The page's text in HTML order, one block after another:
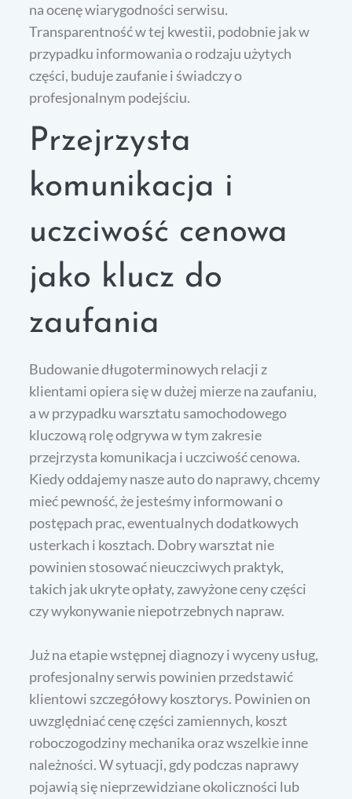
na ocenę wiarygodności serwisu.
Transparentność w tej kwestii, podobnie jak w
przypadku informowania o rodzaju użytych
części, buduje zaufanie i świadczy o
profesjonalnym podejściu.
Przejrzysta
komunikacja i
uczciwość cenowa
jako klucz do
zaufania
Budowanie długoterminowych relacji z
klientami opiera się w dużej mierze na zaufaniu,
a w przypadku warsztatu samochodowego
kluczową rolę odgrywa w tym zakresie
przejrzysta komunikacja i uczciwość cenowa.
Kiedy oddajemy nasze auto do naprawy, chcemy
mieć pewność, że jesteśmy informowani o
postępach prac, ewentualnych dodatkowych
usterkach i kosztach. Dobry warsztat nie
powinien stosować nieuczciwych praktyk,
takich jak ukryte opłaty, zawyżone ceny części
czy wykonywanie niepotrzebnych napraw.
Już na etapie wstępnej diagnozy i wyceny usług,
profesjonalny serwis powinien przedstawić
klientowi szczegółowy kosztorys. Powinien on
uwzględniać cenę części zamiennych, koszt
roboczogodziny mechanika oraz wszelkie inne
należności. W sytuacji, gdy podczas naprawy
pojawią się nieprzewidziane okoliczności lub